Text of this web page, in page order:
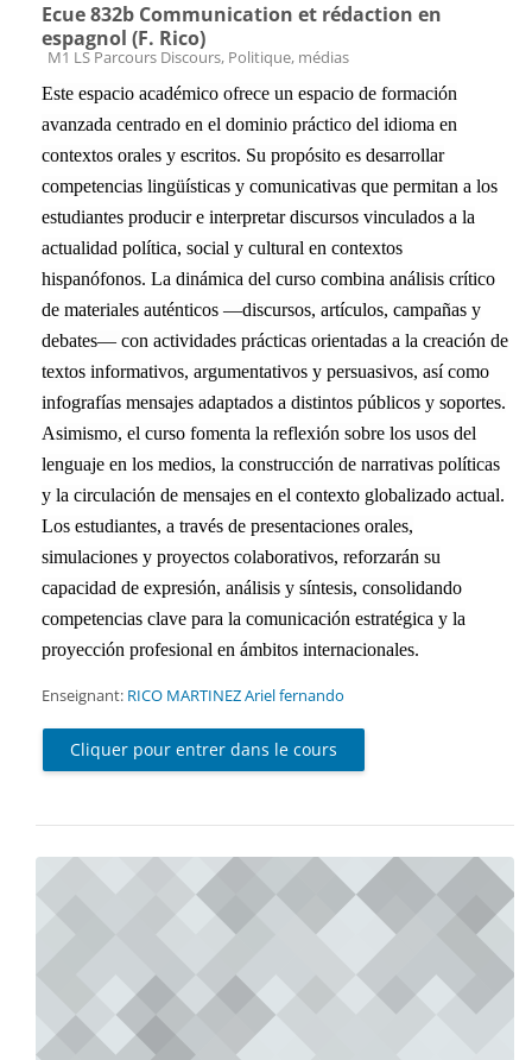
Ecue 832b Communication et rédaction en
espagnol (F. Rico)
Catégorie de cours
M1 LS Parcours Discours, Politique, médias
Este espacio académico ofrece un espacio de formación
avanzada centrado en el dominio práctico del idioma en
contextos orales y escritos. Su propósito es desarrollar
competencias lingüísticas y comunicativas que permitan a los
estudiantes producir e interpretar discursos vinculados a la
actualidad política, social y cultural en contextos
hispanófonos. La dinámica del curso combina análisis crítico
de materiales auténticos —discursos, artículos, campañas y
debates— con actividades prácticas orientadas a la creación de
textos informativos, argumentativos y persuasivos, así como
infografías mensajes adaptados a distintos públicos y soportes.
Asimismo, el curso fomenta la reflexión sobre los usos del
lenguaje en los medios, la construcción de narrativas políticas
y la circulación de mensajes en el contexto globalizado actual.
Los estudiantes, a través de presentaciones orales,
simulaciones y proyectos colaborativos, reforzarán su
capacidad de expresión, análisis y síntesis, consolidando
competencias clave para la comunicación estratégica y la
proyección profesional en ámbitos internacionales.
Enseignant: RICO MARTINEZ Ariel fernando
Cliquer pour entrer dans le cours